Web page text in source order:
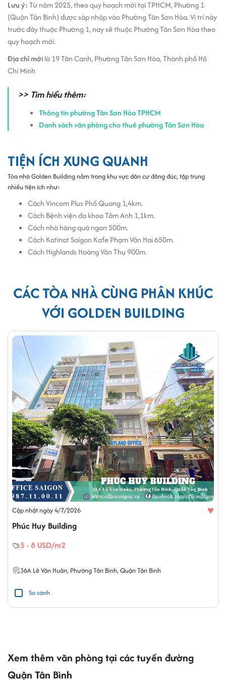
Hệ thống đèn chiếu sáng tiết kiệm LED.
Hệ thống điều hòa cục bộ trang bị tại các phòng.
Thống thoát hiểm linh hoạt.
Toilet nam/ nữ trang bị mỗi tầng.
Dịch vụ vệ sinh khu vực chung mỗi ngày.
Tiện ích và dịch vụ tại tòa nhà Golden Building
việc tiếp đón khách hàng của doanh nghiệp.
Nhân viên lễ tân nhận thư và hỗ trợ suốt giờ hành chính.
Dịch vụ bảo vệ 24/7 đảm bảo an ninh tòa nhà.
Giá văn phòng cho thuê tại tòa nhà Golden Building từ $10.5 -
$11.5/m2/tháng.
Có thể thấy, giá thuê tại tòa nhà Golden Building tương đối thấp và
phù hợp với các doanh nghiệp cần tiết kiệm ngân sách. Tuy nhiên,
khi làm việc tại đây doanh nghiệp vẫn được cung cấp đầy đủ trang
thiết bị và hỗ trợ dịch vụ của mộttòa nhà văn phòng cho thuê
chuyên nghiệp.
Lưu ý:Từ năm 2025, theo quy hoạch mới tại TPHCM, Phường 1
(Quận Tân Bình) được sáp nhập vào Phường Tân Sơn Hòa. Vị trí này
trước đây thuộc Phường 1, nay sẽ thuộc Phường Tân Sơn Hòa theo
quy hoạch mới.
Địa chỉ mớilà 19 Tân Canh, Phường Tân Sơn Hòa, Thành phố Hồ
Chí Minh
>> Tìm hiểu thêm:
Thông tin phường Tân Sơn Hòa TPHCM
Danh sách văn phòng cho thuê phường Tân Sơn Hòa
TIỆN ÍCH XUNG QUANH
Tòa nhà Golden Building nằm trong khu vực dân cư đông đúc, tập trung
nhiều tiện ích như:
Cách Vincom Plus Phổ Quang 1,4km.
Cách Bệnh viện đa khoa Tâm Anh 1,1km.
Cách nhà hàng quá ngon 500m.
Cách Katinat Saigon Kafe Phạm Văn Hai 650m.
Cách Highlands Hoàng Văn Thụ 900m.
CÁC TÒA NHÀ CÙNG PHÂN KHÚC
VỚI GOLDEN BUILDING
Cập nhật ngày 4/7/2026 ♥
Phúc Huy Building
5 - 8 USD/m2
36A Lê Văn Huân, Phường Tân Bình, Quận Tân Bình
So sánh
Xem thêm văn phòng tại các tuyến đường
Quận Tân Bình